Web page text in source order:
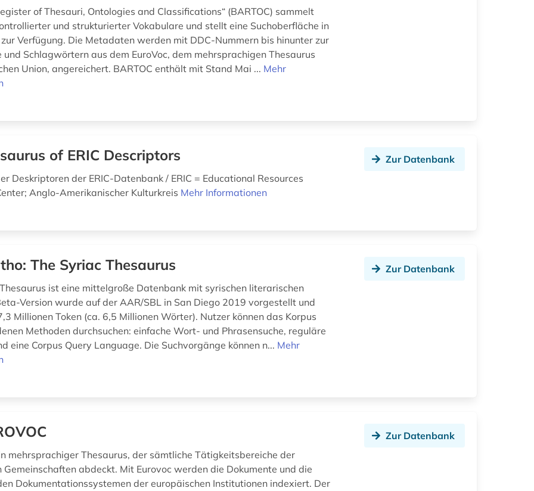
of Thesauri, Ontologies and Classifications“ (BARTOC) sammelt
und strukturierter Vokabulare und stellt eine Suchoberfläche in
Verfügung. Die Metadaten werden mit DDC-Nummern bis hinunter zur
und Schlagwörtern aus dem EuroVoc, dem mehrsprachigen Thesaurus
Union, angereichert. BARTOC enthält mit Stand Mai ... Mehr
of ERIC Descriptors
Deskriptoren der ERIC-Datenbank / ERIC = Educational Resources
Anglo-Amerikanischer Kulturkreis Mehr Informationen
Zur Datenbank
The Syriac Thesaurus
ist eine mittelgroße Datenbank mit syrischen literarischen
Version wurde auf der AAR/SBL in San Diego 2019 vorgestellt und
Millionen Token (ca. 6,5 Millionen Wörter). Nutzer können das Korpus
Methoden durchsuchen: einfache Wort- und Phrasensuche, reguläre
eine Corpus Query Language. Die Suchvorgänge können n... Mehr
Zur Datenbank
mehrsprachiger Thesaurus, der sämtliche Tätigkeitsbereiche der
Gemeinschaften abdeckt. Mit Eurovoc werden die Dokumente und die
Dokumentationssystemen der europäischen Institutionen indexiert. Der
Zur Datenbank